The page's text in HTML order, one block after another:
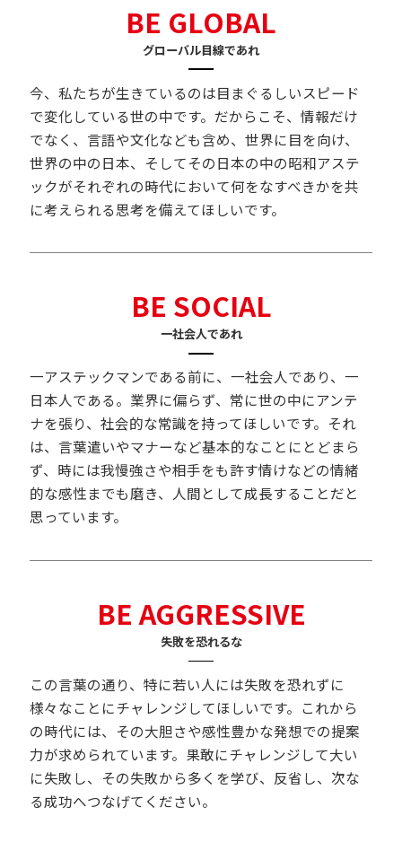
BE GLOBAL
グローバル目線であれ
今、私たちが生きているのは目まぐるしいスピード
で変化している世の中です。だからこそ、情報だけ
でなく、言語や文化なども含め、世界に目を向け、
世界の中の日本、そしてその日本の中の昭和アステ
ックがそれぞれの時代において何をなすべきかを共
に考えられる思考を備えてほしいです。
BE SOCIAL
一社会人であれ
一アステックマンである前に、一社会人であり、一
日本人である。業界に偏らず、常に世の中にアンテ
ナを張り、社会的な常識を持ってほしいです。それ
は、言葉遣いやマナーなど基本的なことにとどまら
ず、時には我慢強さや相手をも許す情けなどの情緒
的な感性までも磨き、人間として成長することだと
思っています。
BE AGGRESSIVE
失敗を恐れるな
この言葉の通り、特に若い人には失敗を恐れずに
様々なことにチャレンジしてほしいです。これから
の時代には、その大胆さや感性豊かな発想での提案
力が求められています。果敢にチャレンジして大い
に失敗し、その失敗から多くを学び、反省し、次な
る成功へつなげてください。